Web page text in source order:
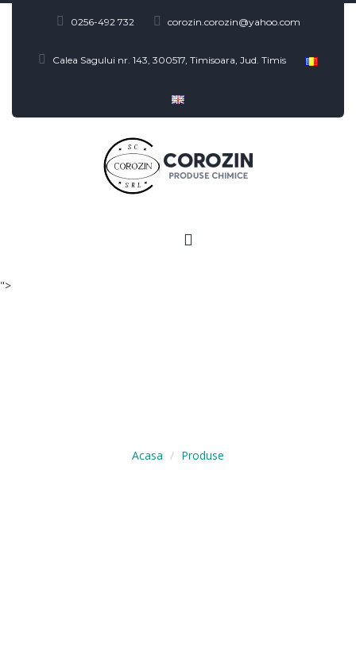
0256-492 732 corozin.corozin@yahoo.com
Calea Sagului nr. 143, 300517, Timisoara, Jud. Timis
">
Acasa Produse